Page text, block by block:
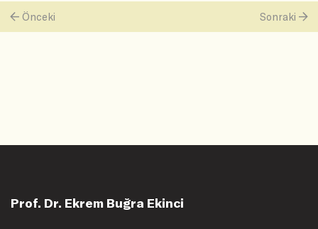
Önceki Sonraki
Prof. Dr. Ekrem Buğra Ekinci